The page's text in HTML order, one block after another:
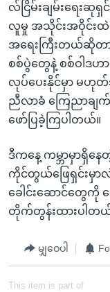
လ်ငြိမ်းချမ်းရေး
လူမှု အသိုင်းအဝိုင်း
အရေးကြီးတယ်ဆိုတ
စစ်ပွဲတွေနဲ့ စစ်ဝါဒ
လုပ်ပေးနိုင်မှာ မဟု
ညီလာခံ ကြေညာချ
ဖော်ပြခဲ့ကြပါတယ်။
ဒီကနေ့ ကမ္ဘာမှာရှိ
ကိုင်တွယ်ဖြေရှင်းမှ
ခေါင်းဆောင်တွေ
တိုက်တွန်းထားပါတ
မျှဝေပါ
This item is part of